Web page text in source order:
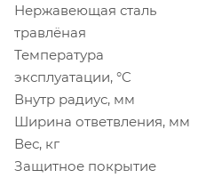
Нержавеющая сталь
травлёная
Температура
эксплуатации, °C
Внутр радиус, мм
Ширина ответвления, мм
Вес, кг
Защитное покрытие